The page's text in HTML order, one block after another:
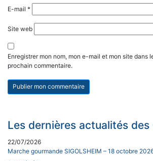
E-mail *
Site web
Enregistrer mon nom, mon e-mail et mon site dans
prochain commentaire.
Les dernières actualités des
22/07/2026
Marche gourmande SIGOLSHEIM – 18 octobre